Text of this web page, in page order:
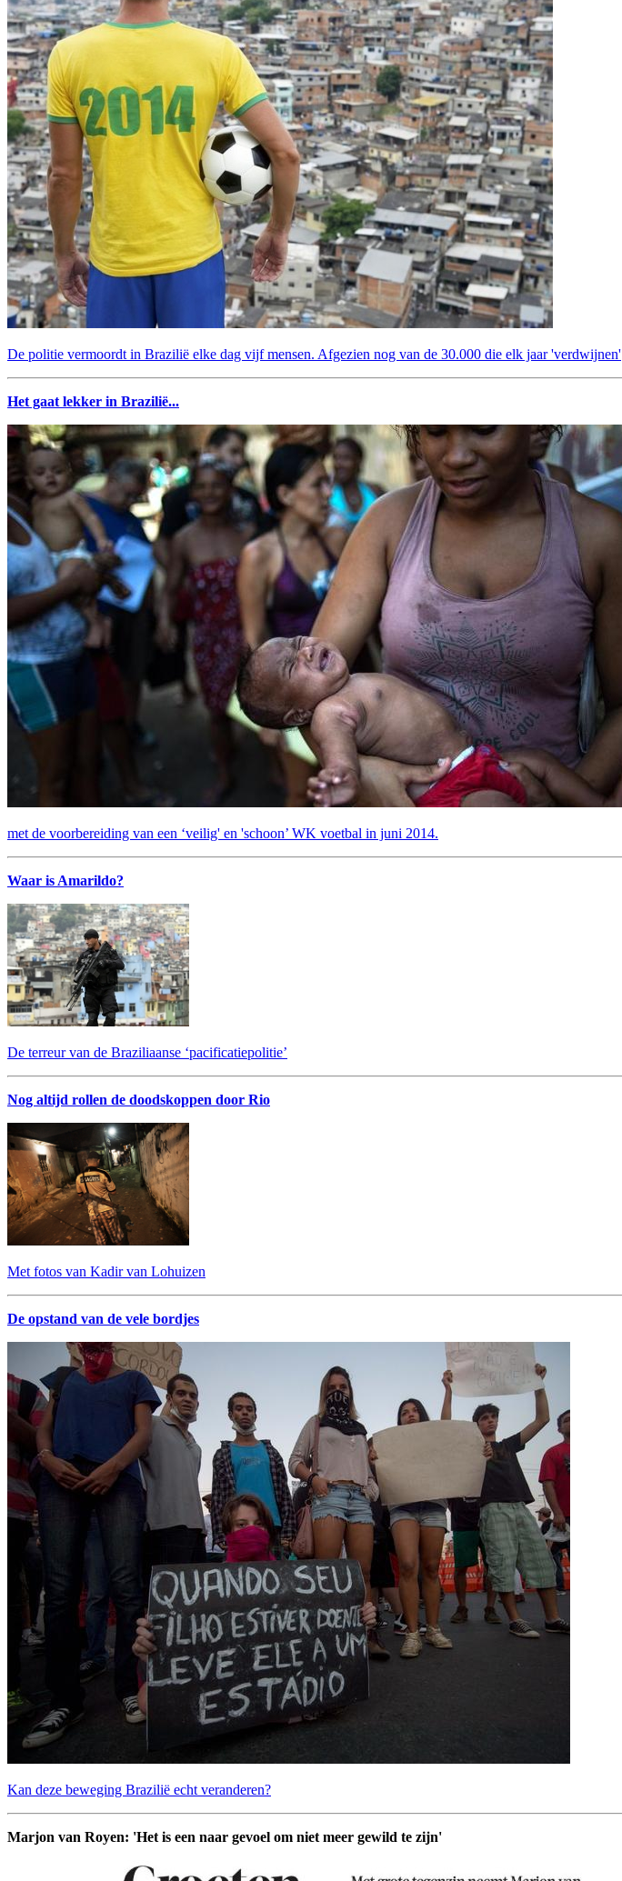
De politie vermoordt in Brazilië elke dag vijf mensen. Afgezien nog van de 30.000 die elk jaar 'verdwijnen'
Het gaat lekker in Brazilië...
met de voorbereiding van een ‘veilig' en 'schoon’ WK voetbal in juni 2014.
Waar is Amarildo?
De terreur van de Braziliaanse ‘pacificatiepolitie’
Nog altijd rollen de doodskoppen door Rio
Met fotos van Kadir van Lohuizen
De opstand van de vele bordjes
Kan deze beweging Brazilië echt veranderen?
Marjon van Royen: 'Het is een naar gevoel om niet meer gewild te zijn'